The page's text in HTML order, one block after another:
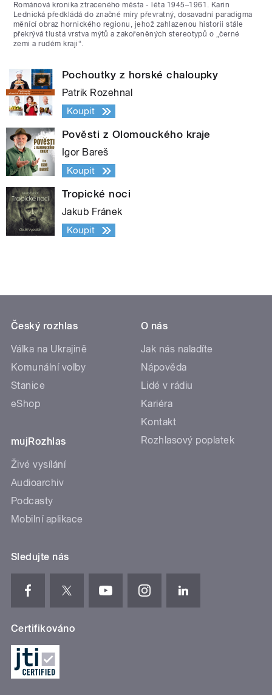
Románová kronika ztraceného města - léta 1945–1961. Karin
Lednická předkládá do značné míry převratný, dosavadní paradigma
měnící obraz hornického regionu, jehož zahlazenou historii stále
překrývá tlustá vrstva mýtů a zakořeněných stereotypů o „černé
zemi a rudém kraji“.
Pochoutky z horské chaloupky
Patrik Rozehnal
Koupit
Pověsti z Olomouckého kraje
Igor Bareš
Koupit
Tropické noci
Jakub Fránek
Koupit
Český rozhlas
Válka na Ukrajině
Komunální volby
Stanice
eShop
mujRozhlas
Živé vysílání
Audioarchiv
Podcasty
Mobilní aplikace
O nás
Jak nás naladíte
Nápověda
Lidé v rádiu
Kariéra
Kontakt
Rozhlasový poplatek
Sledujte nás
Certifikováno